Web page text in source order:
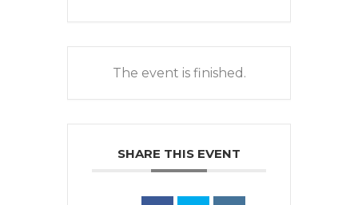
The event is finished.
SHARE THIS EVENT